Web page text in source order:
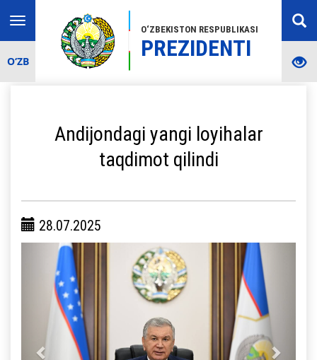
O‘ZBEKISTON RESPUBLIKASI
PREZIDENTI
Toggle
navigation
O‘ZB
Andijondagi yangi loyihalar
taqdimot qilindi
28.07.2025